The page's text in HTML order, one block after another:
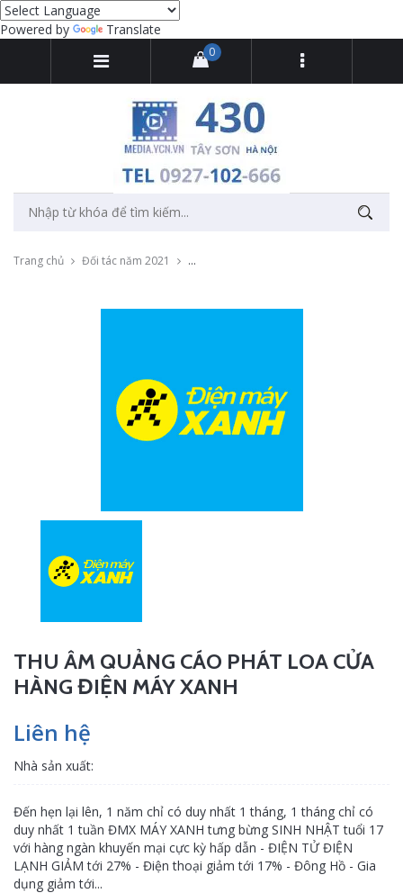
Powered by Translate
0
Trang chủ Đối tác năm 2021 Thu âm quảng cáo phát loa cửa hàng
THU ÂM QUẢNG CÁO PHÁT LOA CỬA
HÀNG ĐIỆN MÁY XANH
Liên hệ
Nhà sản xuất:
Đến hẹn lại lên, 1 năm chỉ có duy nhất 1 tháng, 1 tháng chỉ có
duy nhất 1 tuần ĐMX MÁY XANH tưng bừng SINH NHẬT tuổi 17
với hàng ngàn khuyến mại cực kỳ hấp dẫn - ĐIỆN TỬ ĐIỆN
LẠNH GIẢM tới 27% - Điện thoại giảm tới 17% - Đông Hồ - Gia
dụng giảm tới...